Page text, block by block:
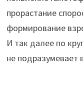
прорастание
формирование
И так далее по
не